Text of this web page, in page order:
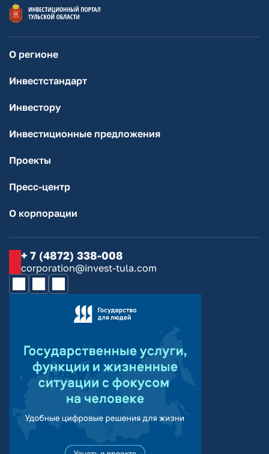
О регионе
Инвестстандарт
Инвестору
Инвестиционные предложения
Проекты
Пресс-центр
О корпорации
+ 7 (4872) 338-008
corporation@invest-tula.com